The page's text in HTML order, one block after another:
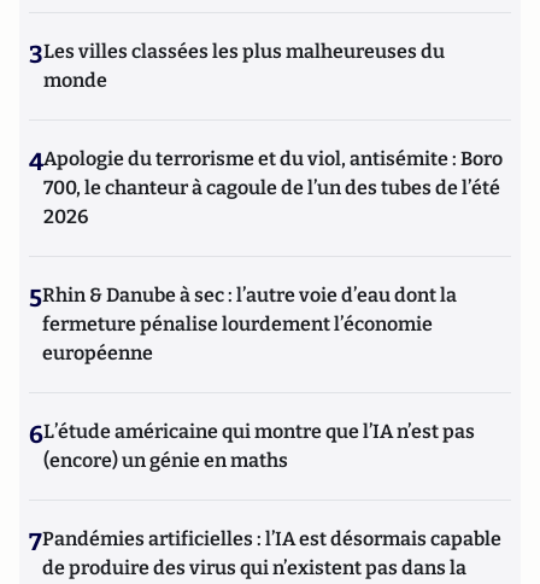
3Les villes classées les plus malheureuses du
monde
4Apologie du terrorisme et du viol, antisémite : Boro
700, le chanteur à cagoule de l’un des tubes de l’été
2026
5Rhin & Danube à sec : l’autre voie d’eau dont la
fermeture pénalise lourdement l’économie
européenne
6L’étude américaine qui montre que l’IA n’est pas
(encore) un génie en maths
7Pandémies artificielles : l’IA est désormais capable
de produire des virus qui n’existent pas dans la